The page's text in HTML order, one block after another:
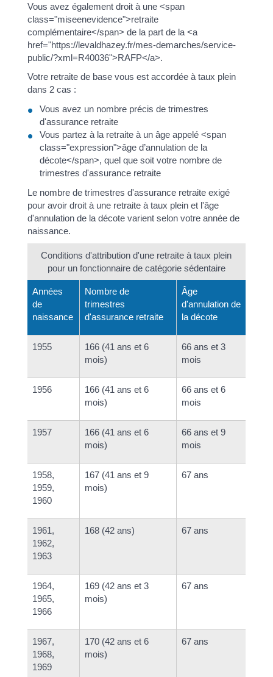
Vous avez également droit à une <span
class="miseenevidence">retraite
complémentaire</span> de la part de la <a
href="https://levaldhazey.fr/mes-demarches/service-
public/?xml=R40036">RAFP</a>.
Votre retraite de base vous est accordée à taux plein
dans 2 cas :
Vous avez un nombre précis de trimestres
d'assurance retraite
Vous partez à la retraite à un âge appelé <span
class="expression">âge d’annulation de la
décote</span>, quel que soit votre nombre de
trimestres d'assurance retraite
Le nombre de trimestres d'assurance retraite exigé
pour avoir droit à une retraite à taux plein et l'âge
d'annulation de la décote varient selon votre année de
naissance.
Conditions d'attribution d'une retraite à taux plein
pour un fonctionnaire de catégorie sédentaire
Années
de
naissance
Nombre de
trimestres
d'assurance retraite
Âge
d'annulation de
la décote
1955
166 (41 ans et 6
mois)
66 ans et 3
mois
1956
166 (41 ans et 6
mois)
66 ans et 6
mois
1957
166 (41 ans et 6
mois)
66 ans et 9
mois
1958,
1959,
1960
167 (41 ans et 9
mois)
67 ans
1961,
1962,
1963
168 (42 ans) 67 ans
1964,
1965,
1966
169 (42 ans et 3
mois)
67 ans
1967,
1968,
1969
170 (42 ans et 6
mois)
67 ans